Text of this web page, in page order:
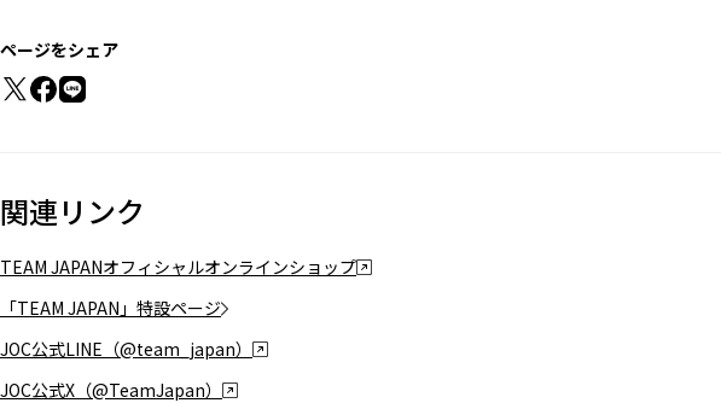
ページをシェア
関連リンク
TEAM JAPANオフィシャルオンラインショップ
「TEAM JAPAN」特設ページ
JOC公式LINE（@team_japan）
JOC公式X（@TeamJapan）